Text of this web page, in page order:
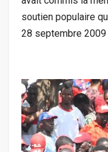
soutien populaire
28 septembre